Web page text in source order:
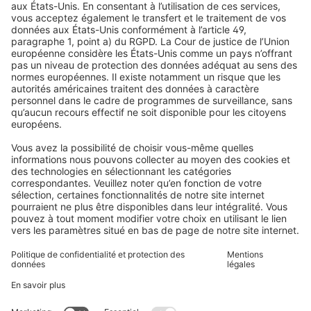
battant de fenêtre à l’aide de supports de serrage pratiques.
Une solution rapide et sans perçage, idéale pour préserver vos
fenêtres.
Volets roulants
Moteurs pour volets roulants
Moustiquaires
Stores bannes
Maison connectée
Électronique et radio
Droit de rétractation
Newsletter
Délais de livraison et expédition
Modes de paiement
Conditions des bons d'achat
Consignes de sécurité
Enregistrements
Informations obligatoires pour les consommateurs
Pourquoi choisir Domondo ?
Ce que disent nos clients
Avis
Modes de paiement
Partenaires d'expédition
Politique de confidentialité et protection des données
Informations sur l’élimination des piles et équipements